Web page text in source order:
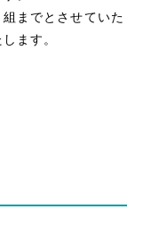
までとさせていた
ます。